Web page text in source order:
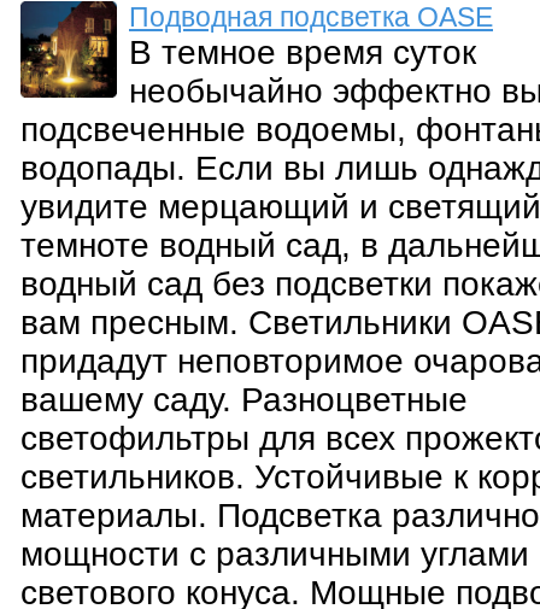
Подводная подсветка OASE
В темное время суток
необычайно эффектно
подсвеченные водоемы,
водопады. Если вы лишь
увидите мерцающий и
темноте водный сад, в
водный сад без подсветки
вам пресным. Светильники
придадут неповторимое
вашему саду. Разноцветные
светофильтры для всех
светильников. Устойчивые к
материалы. Подсветка
мощности с различными углами
светового конуса. Мощные